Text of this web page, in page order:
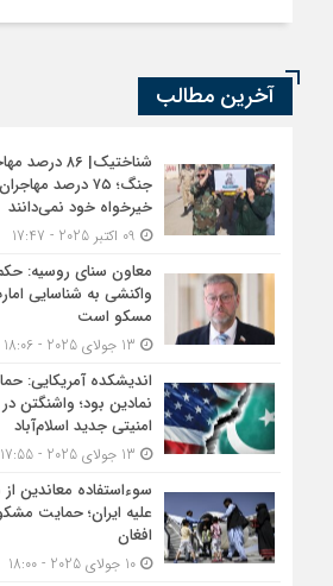
آخرین مطالب
شناختیک| ۸۶
جنگ؛ ۷۵ درصد
خیرخواه خود نمی‌دانند
معاون سنای روسیه: حکم
واکنشی به شناسایی
مسکو است
اندیشکده آمریکایی:
نمادین بود؛ واشنگتن
امنیتی جدید اسلام‌آباد
سوءاستفاده معاندین
علیه ایران؛ حمایت
افغان
10 جولای 2025 - 18:00